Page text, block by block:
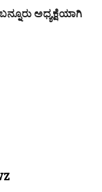
ಅಧ್ಯಕ್ಷೆಯಾಗಿ